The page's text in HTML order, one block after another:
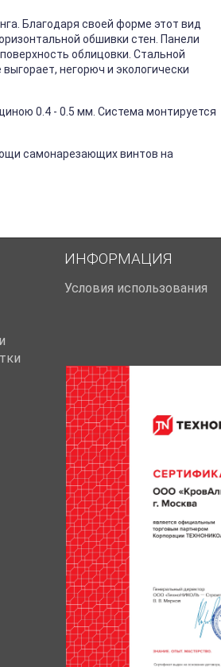
Благодаря своей форме этот вид
обшивки стен. Панели
облицовки. Стальной
негорюч и экологически
0.4 - 0.5 мм. Система монтируется
самонарезающих винтов на
ИНФОРМАЦИЯ
Условия использования